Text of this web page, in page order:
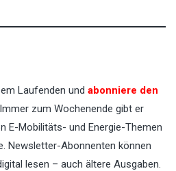
Laufenden und abonniere den
zum Wochenende gibt er
E-Mobilitäts- und Energie-Themen
Newsletter-Abonnenten können
lesen – auch ältere Ausgaben.